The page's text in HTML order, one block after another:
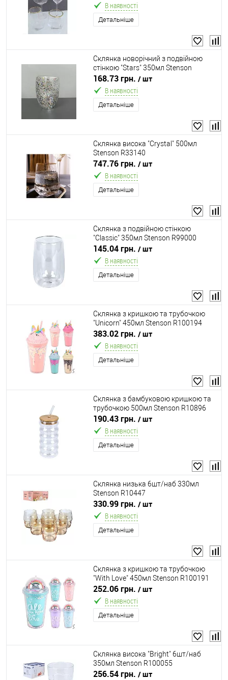
В наявності
Детальніше
Склянка новорічний з подвійною
стінкою "Stars" 350мл Stenson
R32708
168.73 грн. / шт
В наявності
Детальніше
Склянка висока "Crystal" 500мл
Stenson R33140
747.76 грн. / шт
В наявності
Детальніше
Склянка з подвійною стінкою
"Classic" 350мл Stenson R99000
145.04 грн. / шт
В наявності
Детальніше
Склянка з кришкою та трубочкою
"Unicorn" 450мл Stenson R100194
383.02 грн. / шт
В наявності
Детальніше
Склянка з бамбуковою кришкою та
трубочкою 500мл Stenson R10896
190.43 грн. / шт
В наявності
Детальніше
Склянка низька 6шт/наб 330мл
Stenson R10447
330.99 грн. / шт
В наявності
Детальніше
Склянка з кришкою та трубочкою
"With Love" 450мл Stenson R100191
252.06 грн. / шт
В наявності
Детальніше
Склянка висока "Bright" 6шт/наб
350мл Stenson R100055
256.54 грн. / шт